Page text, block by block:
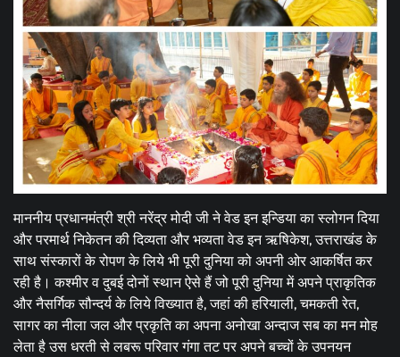
माननीय प्रधानमंत्री श्री नरेंद्र मोदी जी ने वेड इन इन्डिया का स्लोगन दिया
और परमार्थ निकेतन की दिव्यता और भव्यता वेड इन ऋषिकेश, उत्तराखंड के
साथ संस्कारों के रोपण के लिये भी पूरी दुनिया को अपनी ओर आकर्षित कर
रही है। कश्मीर व दुबई दोनों स्थान ऐसे हैं जो पूरी दुनिया में अपने प्राकृतिक
और नैसर्गिक सौन्दर्य के लिये विख्यात है, जहां की हरियाली, चमकती रेत,
सागर का नीला जल और प्रकृति का अपना अनोखा अन्दाज सब का मन मोह
लेता है उस धरती से लबरू परिवार गंगा तट पर अपने बच्चों के उपनयन